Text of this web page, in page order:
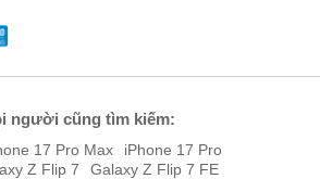
người cũng tìm kiếm:
17 Pro Max
iPhone 17 Pro
Z Flip 7 Galaxy Z Flip 7 FE